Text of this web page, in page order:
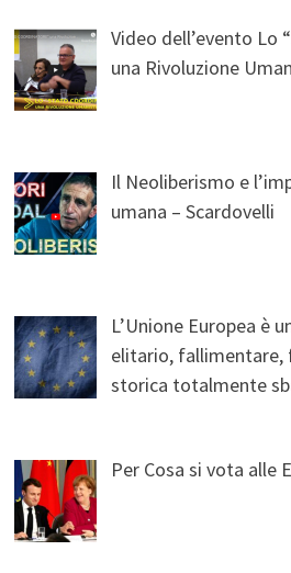
Video dell’evento Lo
una Rivoluzione
Il Neoliberismo e
umana – Scardovelli
L’Unione Europea è
elitario, fallimentare,
storica totalmente
Per Cosa si vota alle